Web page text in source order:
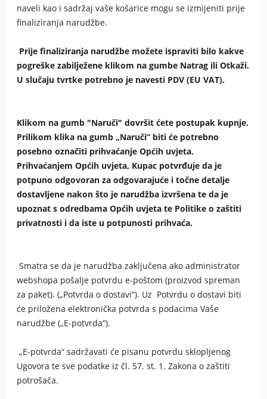
naveli kao i sadržaj vaše košarice mogu se izmijeniti prije
finaliziranja narudžbe.
Prije finaliziranja narudžbe možete ispraviti bilo kakve
pogreške zabilježene klikom na gumbe Natrag ili Otkaži.
U slučaju tvrtke potrebno je navesti PDV (EU VAT).
Klikom na gumb "Naruči" dovršit ćete postupak kupnje.
Prilikom klika na gumb „Naruči“ biti će potrebno
posebno označiti prihvaćanje Općih uvjeta.
Prihvaćanjem Općih uvjeta, Kupac potvrđuje da je
potpuno odgovoran za odgovarajuće i točne detalje
dostavljene nakon što je narudžba izvršena te da je
upoznat s odredbama Općih uvjeta te Politike o zaštiti
privatnosti i da iste u potpunosti prihvaća.
Smatra se da je narudžba zaključena ako administrator
webshopa pošalje potvrdu e-poštom (proizvod spreman
za paket). („Potvrda o dostavi“). Uz Potvrdu o dostavi biti
će priložena elektronička potvrda s podacima Vaše
narudžbe („E-potvrda“).
„E-potvrda“ sadržavati će pisanu potvrdu sklopljenog
Ugovora te sve podatke iz čl. 57. st. 1. Zakona o zaštiti
potrošača.